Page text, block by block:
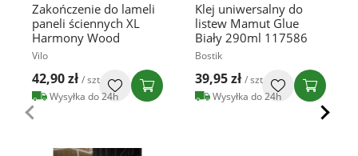
Zakończenie do lameli
paneli ściennych XL
Harmony Wood
Vilo
42,90 zł / szt
Wysyłka do 24h
Klej uniwersalny do
listew Mamut Glue
Biały 290ml 117586
Bostik
39,95 zł / szt
Wysyłka do 24h